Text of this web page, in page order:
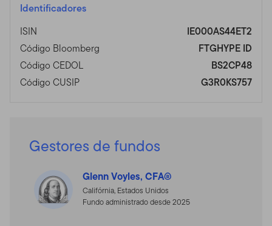
Identificadores
ISIN
IE000AS44ET2
Código Bloomberg
FTGHYPE ID
Código CEDOL
BS2CP48
Código CUSIP
G3R0KS757
Gestores de fundos
Glenn Voyles, CFA®
Califórnia, Estados Unidos
Fundo administrado desde 2025